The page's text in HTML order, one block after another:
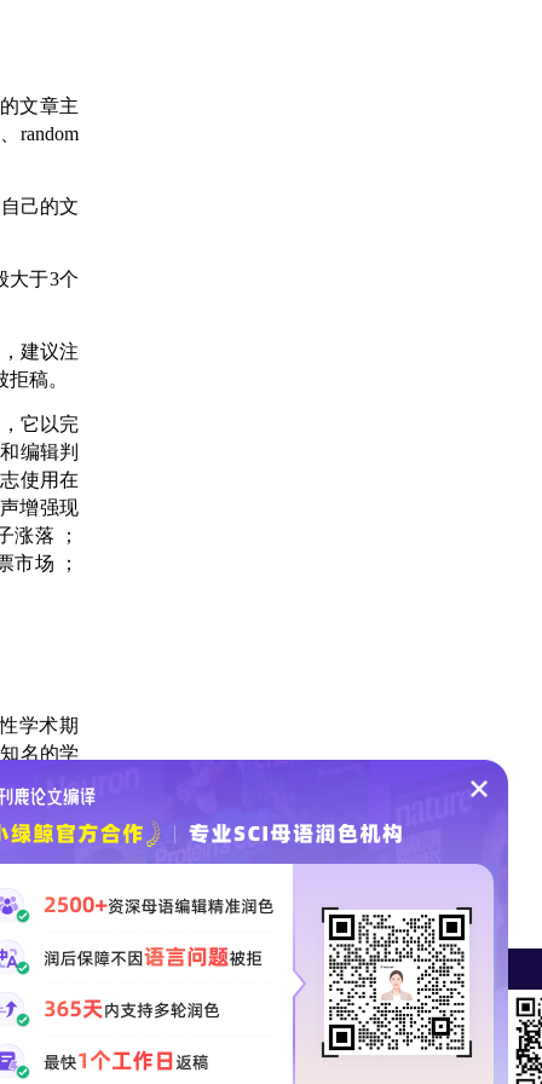
文章主
random
己的文
大于3个
建议注
稿。
它以完
编辑判
使用在
增强现
涨落
；
市场
；
学术期
名的学
区期刊
文润色 SCI论文投稿